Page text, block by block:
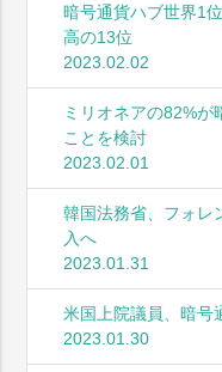
暗号通貨ハブ世界1
高の13位
2023.02.02
ミリオネアの82%が
ことを検討
2023.02.01
韓国法務省、フォレ
入へ
2023.01.31
米国上院議員、暗号
2023.01.30